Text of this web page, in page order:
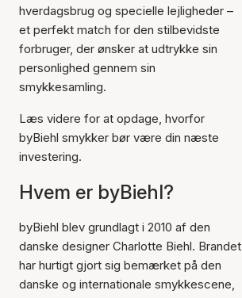
hverdagsbrug og specielle lejligheder –
et perfekt match for den stilbevidste
forbruger, der ønsker at udtrykke sin
personlighed gennem sin
smykkesamling.
Læs videre for at opdage, hvorfor
byBiehl smykker bør være din næste
investering.
Hvem er byBiehl?
byBiehl blev grundlagt i 2010 af den
danske designer Charlotte Biehl. Brandet
har hurtigt gjort sig bemærket på den
danske og internationale smykkescene,